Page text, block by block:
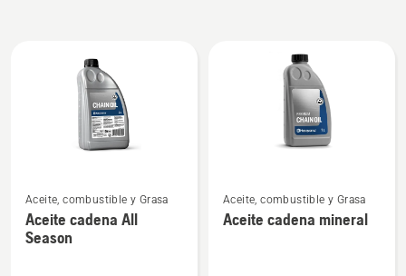
productos
más
detalles
sobre
Aceite, combustible y Grasa
Aceite cadena All
Season
más
detalles
Aceite, combustible y Grasa
Aceite cadena mineral